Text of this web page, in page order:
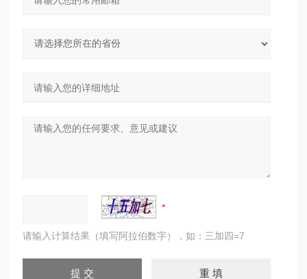
请输入计算结果（填写阿拉伯数字），如：三加四=7